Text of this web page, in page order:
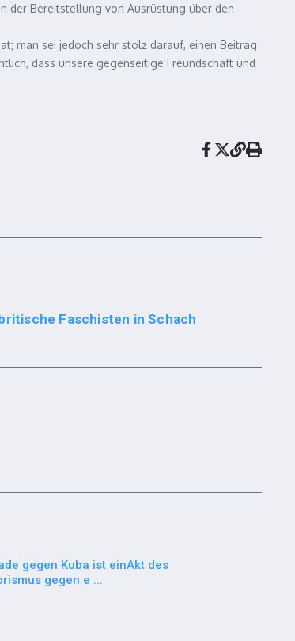
der Bereitstellung von Ausrüstung über den
man sei jedoch sehr stolz darauf, einen Beitrag
dass unsere gegenseitige Freundschaft und
Faschisten in Schach
gegen Kuba ist einAkt des
gegen e ...